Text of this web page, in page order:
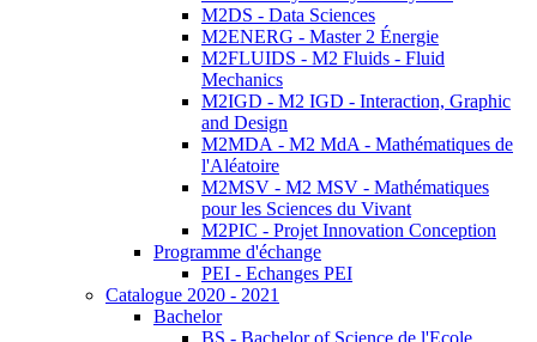
M2DS - Data Sciences
M2ENERG - Master 2 Énergie
M2FLUIDS - M2 Fluids - Fluid
Mechanics
M2IGD - M2 IGD - Interaction, Graphic
and Design
M2MDA - M2 MdA - Mathématiques de
l'Aléatoire
M2MSV - M2 MSV - Mathématiques
pour les Sciences du Vivant
M2PIC - Projet Innovation Conception
Programme d'échange
PEI - Echanges PEI
Catalogue 2020 - 2021
Bachelor
BS - Bachelor of Science de l'Ecole